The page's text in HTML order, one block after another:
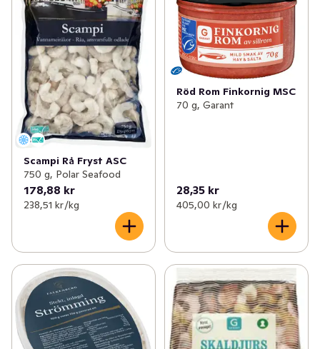
Scampi Rå Fryst ASC
750 g, Polar Seafood
178,88 kr
238,51 kr /kg
Röd Rom Finkornig MSC
70 g, Garant
28,35 kr
405,00 kr /kg